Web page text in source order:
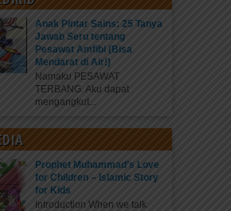
Anak Pintar Sains: 25 Tanya
Jawab Seru tentang
Pesawat Amfibi (Bisa
Mendarat di Air!)
Namaku PESAWAT
TERBANG. Aku dapat
mengangkut...
Prophet Muhammad’s Love
for Children – Islamic Story
for Kids
Introduction When we talk